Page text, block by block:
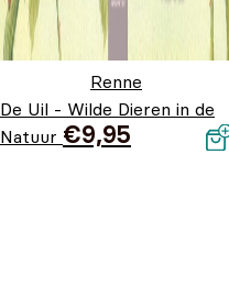
Renne
De Uil - Wilde Dieren in de
Natuur €9,95